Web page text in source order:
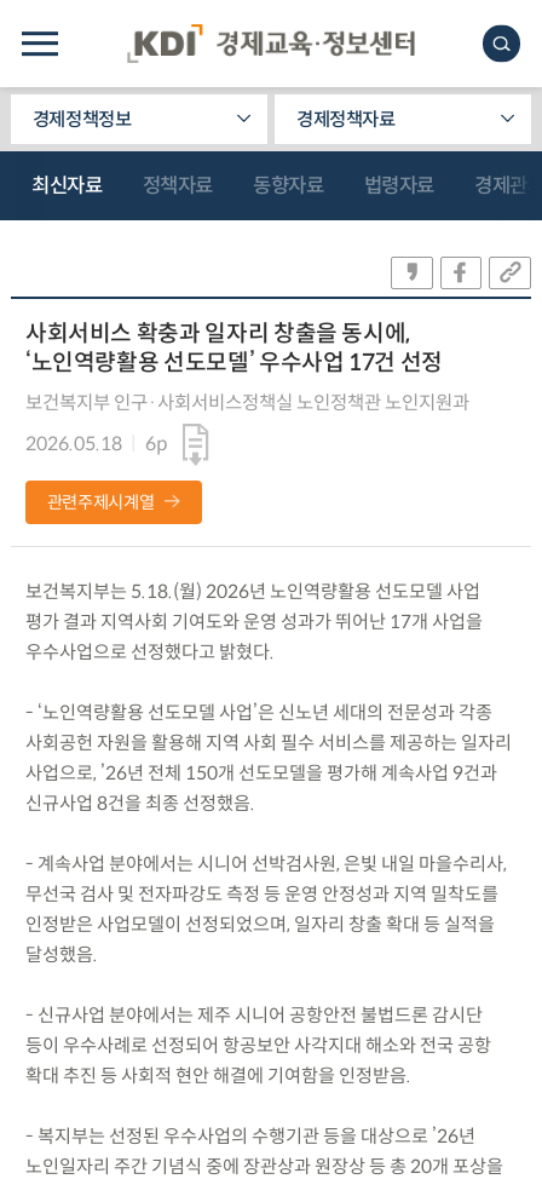
경제정책정보 경제정책자료
최신자료 정책자료 동향자료 법령자료 경제관
사회서비스 확충과 일자리 창출을 동시에,
‘노인역량활용 선도모델’ 우수사업 17건 선정
보건복지부 인구·사회서비스정책실 노인정책관 노인지원과
2026.05.18
6p
관련주제시계열
보건복지부는 5.18.(월) 2026년 노인역량활용 선도모델 사업
평가 결과 지역사회 기여도와 운영 성과가 뛰어난 17개 사업을
우수사업으로 선정했다고 밝혔다.
- ‘노인역량활용 선도모델 사업’은 신노년 세대의 전문성과 각종
사회공헌 자원을 활용해 지역 사회 필수 서비스를 제공하는 일자리
사업으로, ’26년 전체 150개 선도모델을 평가해 계속사업 9건과
신규사업 8건을 최종 선정했음.
- 계속사업 분야에서는 시니어 선박검사원, 은빛 내일 마을수리사,
무선국 검사 및 전자파강도 측정 등 운영 안정성과 지역 밀착도를
인정받은 사업모델이 선정되었으며, 일자리 창출 확대 등 실적을
달성했음.
- 신규사업 분야에서는 제주 시니어 공항안전 불법드론 감시단
등이 우수사례로 선정되어 항공보안 사각지대 해소와 전국 공항
확대 추진 등 사회적 현안 해결에 기여함을 인정받음.
- 복지부는 선정된 우수사업의 수행기관 등을 대상으로 ’26년
노인일자리 주간 기념식 중에 장관상과 원장상 등 총 20개 포상을